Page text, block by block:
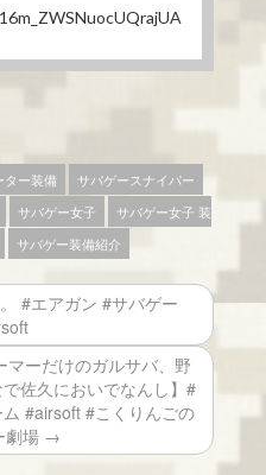
ター装備
サバゲースナイパー
サバゲー女子
サバゲー女子 装
サバゲー装備紹介
#エアガン #サバゲー
マーだけのガルサバ、野
佐久においでなんし】#
#airsoft #こくりんごの
劇場 →